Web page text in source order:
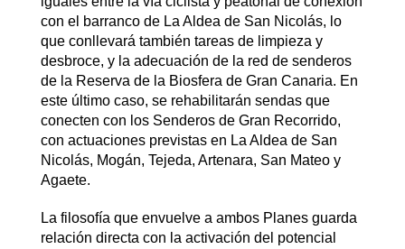
con el barranco de La Aldea de San Nicolás, lo
que conllevará también tareas de limpieza y
desbroce, y la adecuación de la red de senderos
de la Reserva de la Biosfera de Gran Canaria. En
este último caso, se rehabilitarán sendas que
conecten con los Senderos de Gran Recorrido,
con actuaciones previstas en La Aldea de San
Nicolás, Mogán, Tejeda, Artenara, San Mateo y
Agaete.
La filosofía que envuelve a ambos Planes guarda
relación directa con la activación del potencial